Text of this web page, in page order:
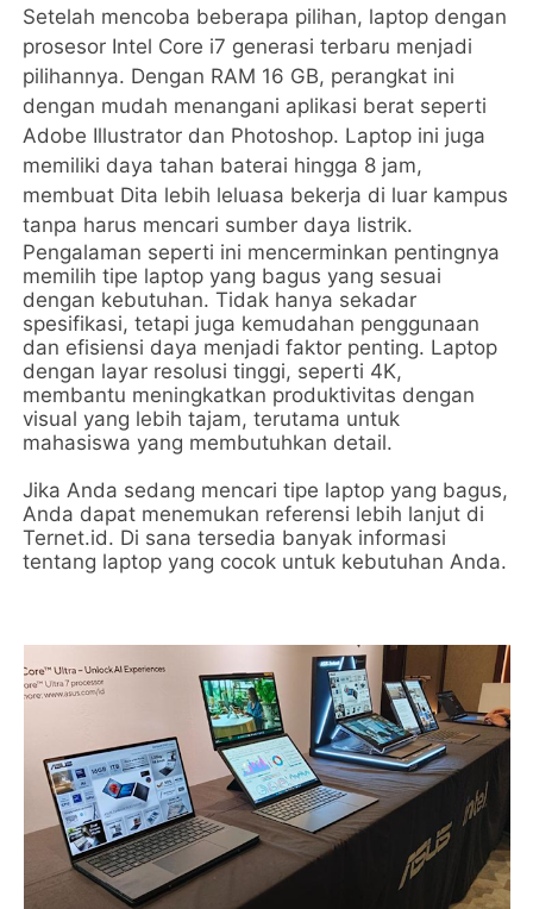
Setelah mencoba beberapa pilihan, laptop dengan
prosesor Intel Core i7 generasi terbaru menjadi
pilihannya. Dengan RAM 16 GB, perangkat ini
dengan mudah menangani aplikasi berat seperti
Adobe Illustrator dan Photoshop. Laptop ini juga
memiliki daya tahan baterai hingga 8 jam,
membuat Dita lebih leluasa bekerja di luar kampus
tanpa harus mencari sumber daya listrik.
Pengalaman seperti ini mencerminkan pentingnya
memilih tipe laptop yang bagus yang sesuai
dengan kebutuhan. Tidak hanya sekadar
spesifikasi, tetapi juga kemudahan penggunaan
dan efisiensi daya menjadi faktor penting. Laptop
dengan layar resolusi tinggi, seperti 4K,
membantu meningkatkan produktivitas dengan
visual yang lebih tajam, terutama untuk
mahasiswa yang membutuhkan detail.
Jika Anda sedang mencari tipe laptop yang bagus,
Anda dapat menemukan referensi lebih lanjut di
Ternet.id. Di sana tersedia banyak informasi
tentang laptop yang cocok untuk kebutuhan Anda.